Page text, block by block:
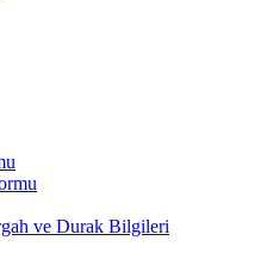
ve Durak Bilgileri